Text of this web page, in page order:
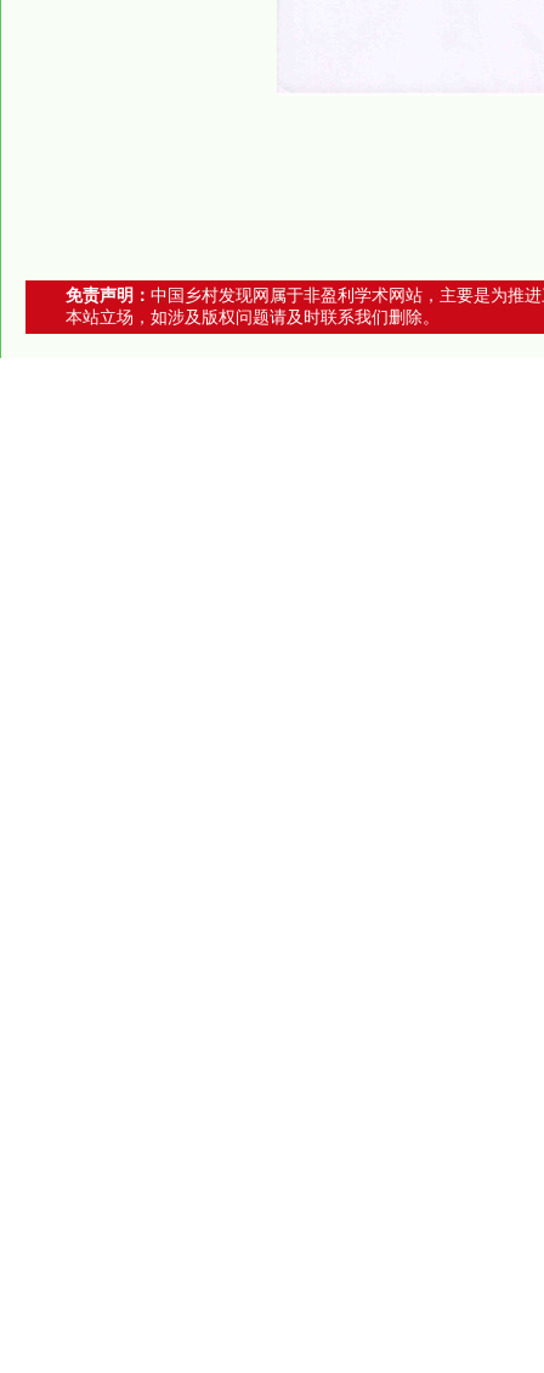
免责声明： 中国乡村发现网属于非盈利学术网站，主要是为推
本站立场，如涉及版权问题请及时联系我们删除。